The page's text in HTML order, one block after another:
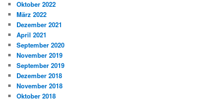
Oktober 2022
März 2022
Dezember 2021
April 2021
September 2020
November 2019
September 2019
Dezember 2018
November 2018
Oktober 2018